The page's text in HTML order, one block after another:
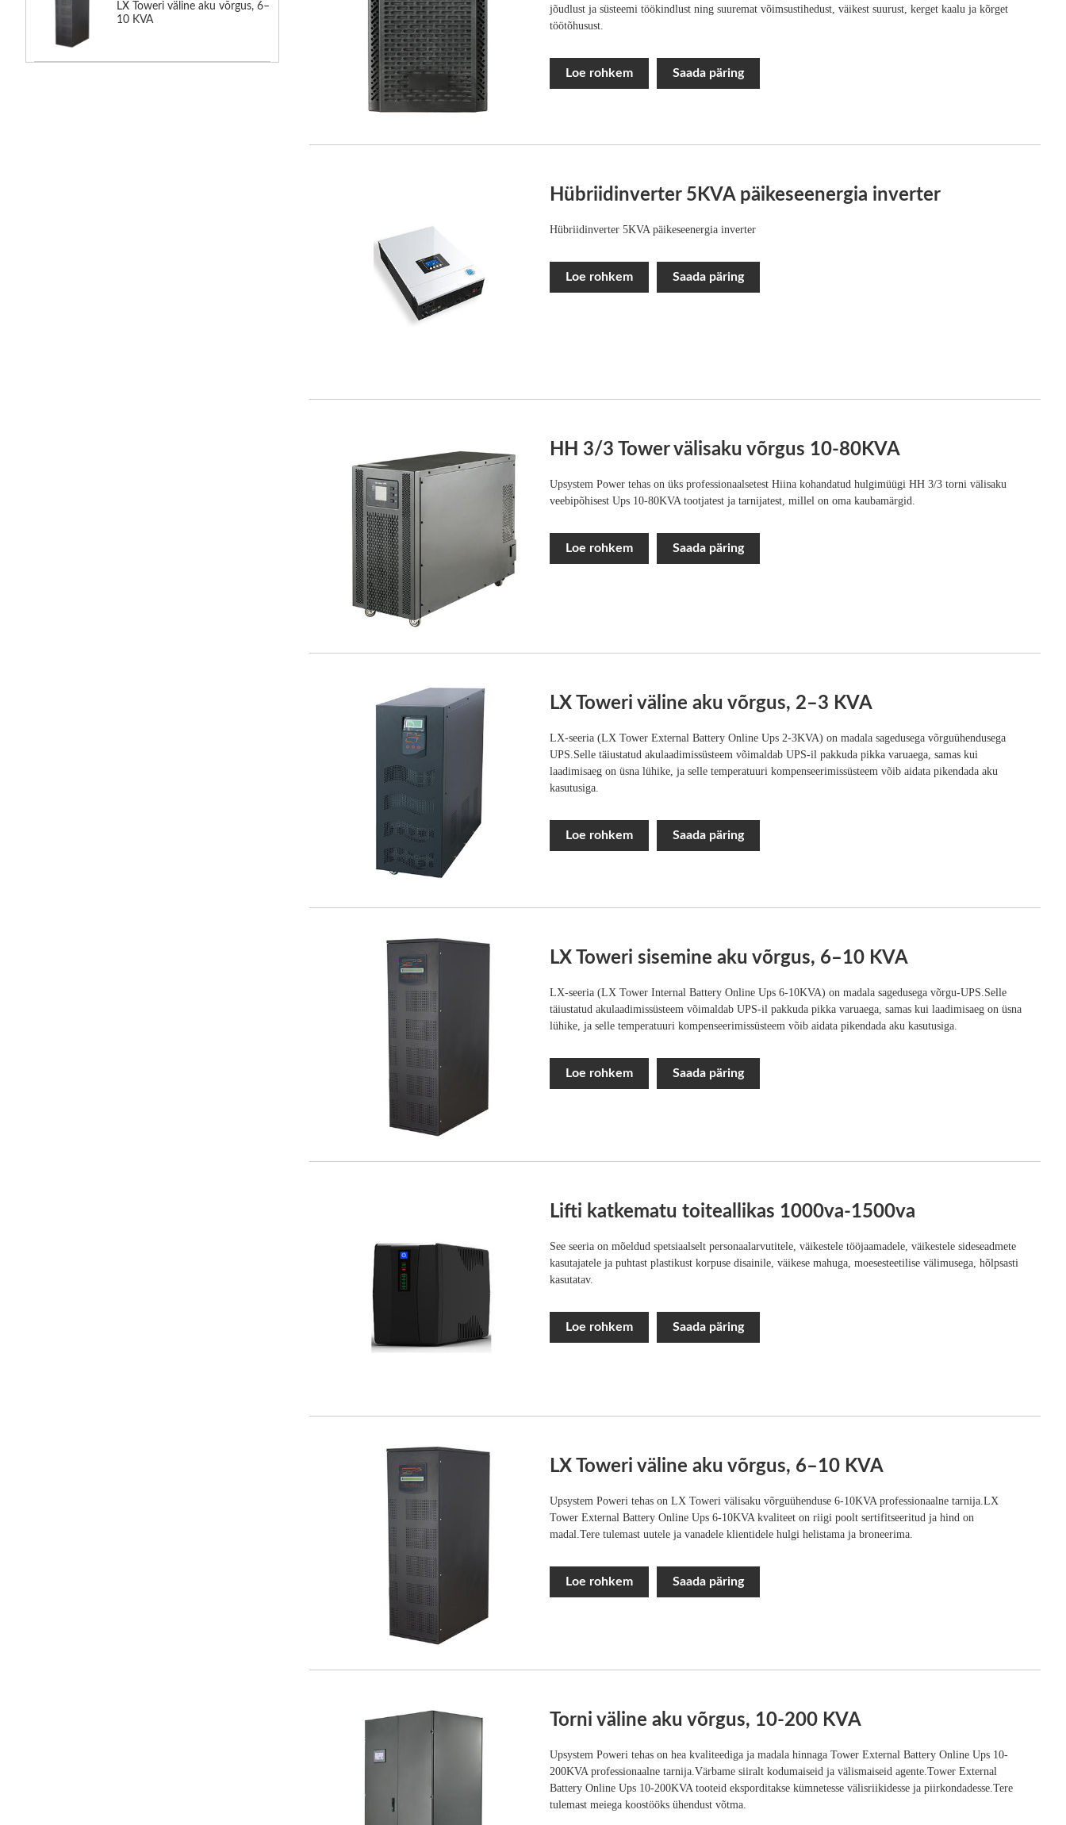
LX Toweri väline aku võrgus, 6–
10 KVA
jõudlust ja süsteemi töökindlust ning suuremat võimsustihedust, väikest suurust, kerget kaalu ja kõrget
töötõhusust.
Loe rohkem Saada päring
Hübriidinverter 5KVA päikeseenergia inverter
Hübriidinverter 5KVA päikeseenergia inverter
Loe rohkem Saada päring
HH 3/3 Tower välisaku võrgus 10-80KVA
Upsystem Power tehas on üks professionaalsetest Hiina kohandatud hulgimüügi HH 3/3 torni välisaku
veebipõhisest Ups 10-80KVA tootjatest ja tarnijatest, millel on oma kaubamärgid.
Loe rohkem Saada päring
LX Toweri väline aku võrgus, 2–3 KVA
LX-seeria (LX Tower External Battery Online Ups 2-3KVA) on madala sagedusega võrguühendusega
UPS.Selle täiustatud akulaadimissüsteem võimaldab UPS-il pakkuda pikka varuaega, samas kui
laadimisaeg on üsna lühike, ja selle temperatuuri kompenseerimissüsteem võib aidata pikendada aku
kasutusiga.
Loe rohkem Saada päring
LX Toweri sisemine aku võrgus, 6–10 KVA
LX-seeria (LX Tower Internal Battery Online Ups 6-10KVA) on madala sagedusega võrgu-UPS.Selle
täiustatud akulaadimissüsteem võimaldab UPS-il pakkuda pikka varuaega, samas kui laadimisaeg on üsna
lühike, ja selle temperatuuri kompenseerimissüsteem võib aidata pikendada aku kasutusiga.
Loe rohkem Saada päring
Lifti katkematu toiteallikas 1000va-1500va
See seeria on mõeldud spetsiaalselt personaalarvutitele, väikestele tööjaamadele, väikestele sideseadmete
kasutajatele ja puhtast plastikust korpuse disainile, väikese mahuga, moesesteetilise välimusega, hõlpsasti
kasutatav.
Loe rohkem Saada päring
LX Toweri väline aku võrgus, 6–10 KVA
Upsystem Poweri tehas on LX Toweri välisaku võrguühenduse 6-10KVA professionaalne tarnija.LX
Tower External Battery Online Ups 6-10KVA kvaliteet on riigi poolt sertifitseeritud ja hind on
madal.Tere tulemast uutele ja vanadele klientidele hulgi helistama ja broneerima.
Loe rohkem Saada päring
Torni väline aku võrgus, 10-200 KVA
Upsystem Poweri tehas on hea kvaliteediga ja madala hinnaga Tower External Battery Online Ups 10-
200KVA professionaalne tarnija.Värbame siiralt kodumaiseid ja välismaiseid agente.Tower External
Battery Online Ups 10-200KVA tooteid eksporditakse kümnetesse välisriikidesse ja piirkondadesse.Tere
tulemast meiega koostööks ühendust võtma.